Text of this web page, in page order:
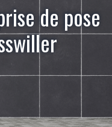
de pose